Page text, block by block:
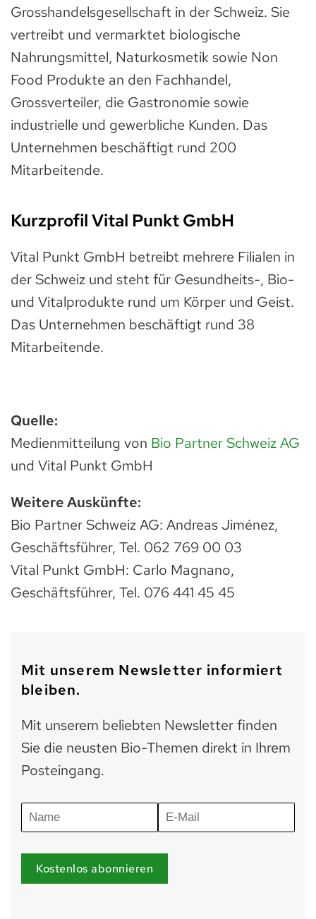
Grosshandelsgesellschaft in der Schweiz. Sie
vertreibt und vermarktet biologische
Nahrungsmittel, Naturkosmetik sowie Non
Food Produkte an den Fachhandel,
Grossverteiler, die Gastronomie sowie
industrielle und gewerbliche Kunden. Das
Unternehmen beschäftigt rund 200
Mitarbeitende.
Kurzprofil Vital Punkt GmbH
Vital Punkt GmbH betreibt mehrere Filialen in
der Schweiz und steht für Gesundheits-, Bio-
und Vitalprodukte rund um Körper und Geist.
Das Unternehmen beschäftigt rund 38
Mitarbeitende.
Quelle:
Medienmitteilung von Bio Partner Schweiz AG
und Vital Punkt GmbH
Weitere Auskünfte:
Bio Partner Schweiz AG: Andreas Jiménez,
Geschäftsführer, Tel. 062 769 00 03
Vital Punkt GmbH: Carlo Magnano,
Geschäftsführer, Tel. 076 441 45 45
Mit unserem Newsletter informiert
bleiben.
Mit unserem beliebten Newsletter finden
Sie die neusten Bio-Themen direkt in Ihrem
Posteingang.
Kostenlos abonnieren